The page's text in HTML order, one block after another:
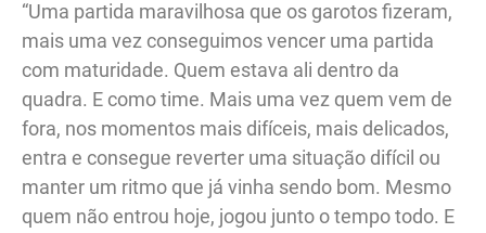
“Uma partida maravilhosa que os garotos fizeram,
mais uma vez conseguimos vencer uma partida
com maturidade. Quem estava ali dentro da
quadra. E como time. Mais uma vez quem vem de
fora, nos momentos mais difíceis, mais delicados,
entra e consegue reverter uma situação difícil ou
manter um ritmo que já vinha sendo bom. Mesmo
quem não entrou hoje, jogou junto o tempo todo. E